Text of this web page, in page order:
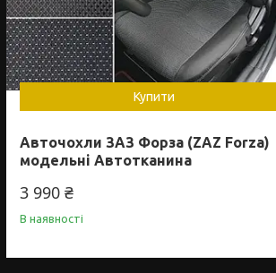
Купити
Авточохли ЗАЗ Форза (ZAZ Forza)
модельні Автотканина
3 990 ₴
В наявності